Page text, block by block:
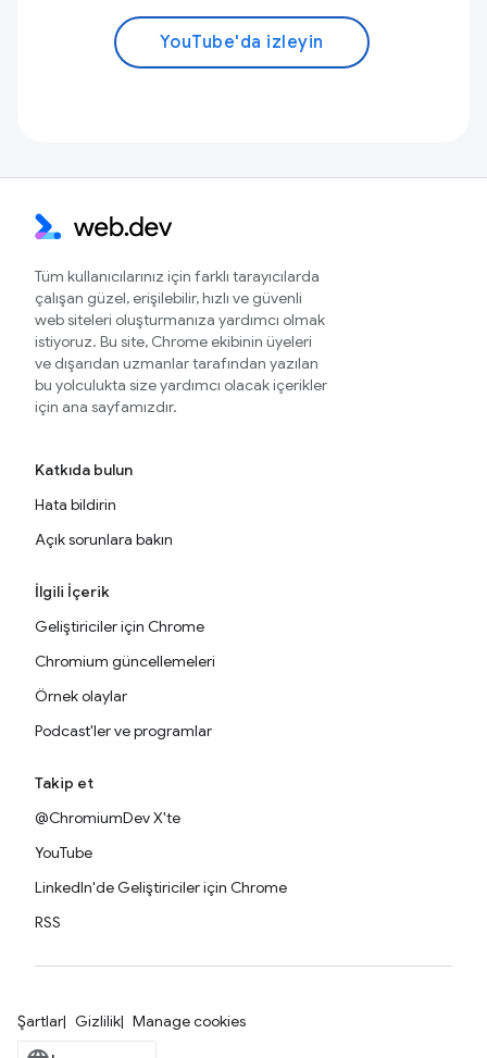
YouTube'da izleyin
Tüm kullanıcılarınız için farklı tarayıcılarda
çalışan güzel, erişilebilir, hızlı ve güvenli
web siteleri oluşturmanıza yardımcı olmak
istiyoruz. Bu site, Chrome ekibinin üyeleri
ve dışarıdan uzmanlar tarafından yazılan
bu yolculukta size yardımcı olacak içerikler
için ana sayfamızdır.
Katkıda bulun
Hata bildirin
Açık sorunlara bakın
İlgili İçerik
Geliştiriciler için Chrome
Chromium güncellemeleri
Örnek olaylar
Podcast'ler ve programlar
Takip et
@ChromiumDev X'te
YouTube
LinkedIn'de Geliştiriciler için Chrome
RSS
Şartlar Gizlilik Manage cookies